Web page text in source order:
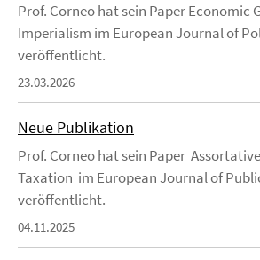
Prof. Corneo hat sein Paper Economic
Imperialism im European Journal of
veröffentlicht.
23.03.2026
Neue Publikation
Prof. Corneo hat sein Paper
Taxation im European Journal of
veröffentlicht.
04.11.2025